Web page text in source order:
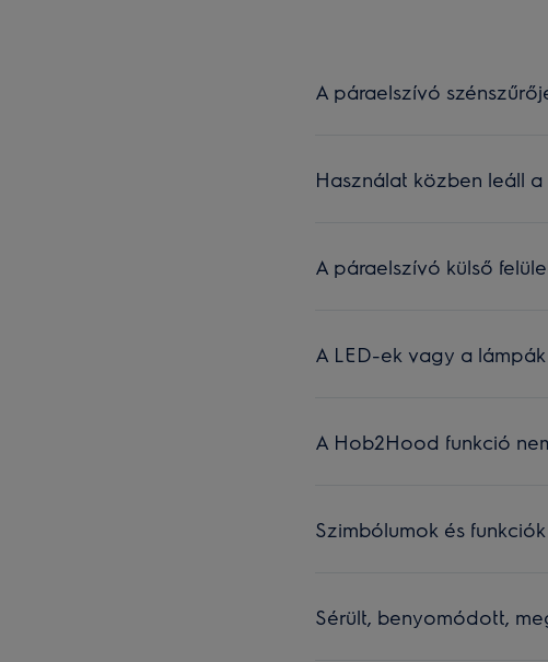
A páraelszívó
Használat közben leáll
A páraelszívó külső
A LED-ek vagy a
A Hob2Hood funkció
Szimbólumok és
Sérült, benyomódott,